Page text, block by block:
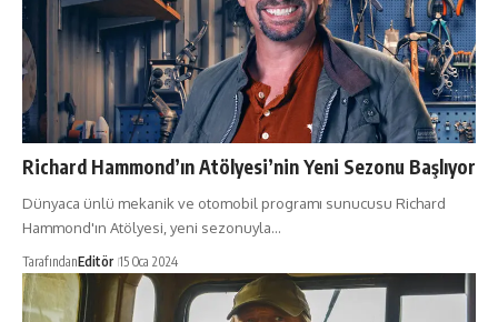
Richard Hammond’ın Atölyesi’nin Yeni Sezonu Başlıyor
Dünyaca ünlü mekanik ve otomobil programı sunucusu Richard
Hammond'ın Atölyesi, yeni sezonuyla…
TarafındanEditör 15 Oca 2024